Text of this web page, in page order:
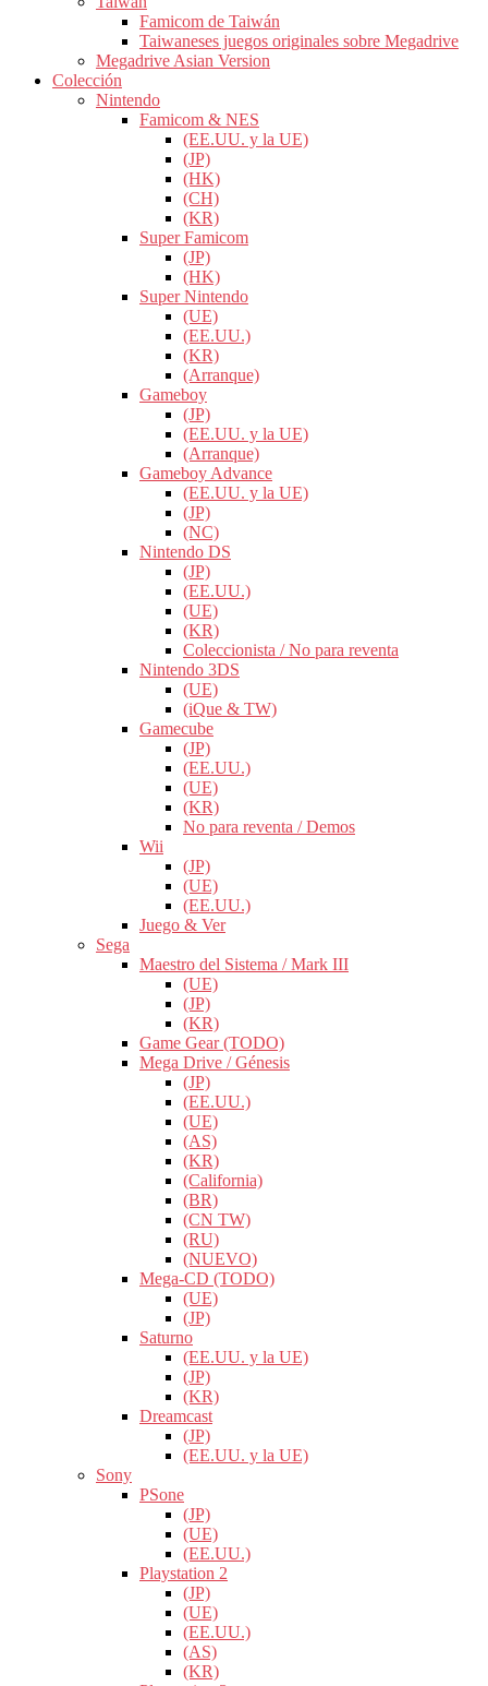
Famicom de Taiwán
Taiwaneses juegos originales sobre Megadrive
Megadrive Asian Version
Colección
Nintendo
Famicom & NES
(EE.UU. y la UE)
(JP)
(HK)
(CH)
(KR)
Super Famicom
(JP)
(HK)
Super Nintendo
(UE)
(EE.UU.)
(KR)
(Arranque)
Gameboy
(JP)
(EE.UU. y la UE)
(Arranque)
Gameboy Advance
(EE.UU. y la UE)
(JP)
(NC)
Nintendo DS
(JP)
(EE.UU.)
(UE)
(KR)
Coleccionista / No para reventa
Nintendo 3DS
(UE)
(iQue & TW)
Gamecube
(JP)
(EE.UU.)
(UE)
(KR)
No para reventa / Demos
Wii
(JP)
(UE)
(EE.UU.)
Juego & Ver
Sega
Maestro del Sistema / Mark III
(UE)
(JP)
(KR)
Game Gear (TODO)
Mega Drive / Génesis
(JP)
(EE.UU.)
(UE)
(AS)
(KR)
(California)
(BR)
(CN TW)
(RU)
(NUEVO)
Mega-CD (TODO)
(UE)
(JP)
Saturno
(EE.UU. y la UE)
(JP)
(KR)
Dreamcast
(JP)
(EE.UU. y la UE)
Sony
PSone
(JP)
(UE)
(EE.UU.)
Playstation 2
(JP)
(UE)
(EE.UU.)
(AS)
(KR)